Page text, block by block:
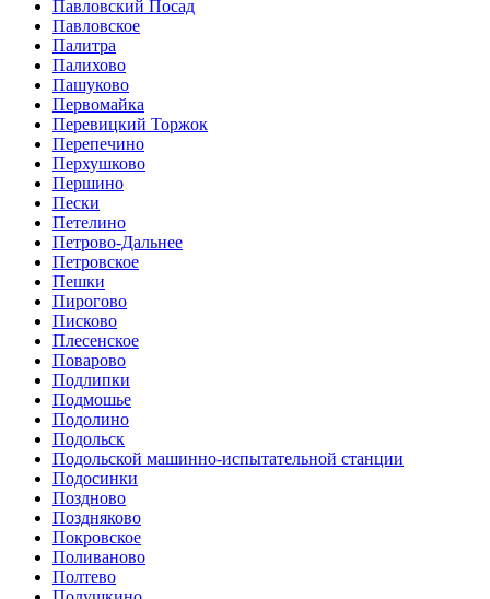
Павловский Посад
Павловское
Палитра
Палихово
Пашуково
Первомайка
Перевицкий Торжок
Перепечино
Перхушково
Першино
Пески
Петелино
Петрово-Дальнее
Петровское
Пешки
Пирогово
Писково
Плесенское
Поварово
Подлипки
Подмошье
Подолино
Подольск
Подольской машинно-испытательной станции
Подосинки
Поздново
Поздняково
Покровское
Поливаново
Полтево